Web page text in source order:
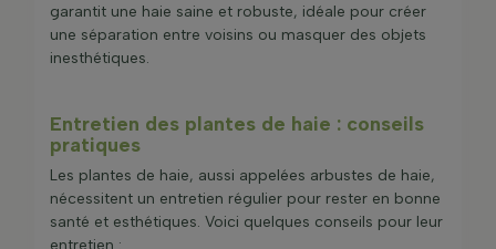
garantit une haie saine et robuste, idéale pour créer
une séparation entre voisins ou masquer des objets
inesthétiques.
Entretien des plantes de haie : conseils
pratiques
Les plantes de haie, aussi appelées arbustes de haie,
nécessitent un entretien régulier pour rester en bonne
santé et esthétiques. Voici quelques conseils pour leur
entretien :